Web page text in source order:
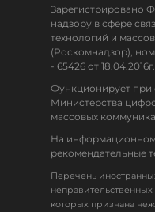
Зарегистрировано
надзору в сфере
технологий и
(Роскомнадзор),
- 65426 от 18.04.2016г.
Функционирует
Министерства
массовых
На
рекомендательные
Перечень
которых признана